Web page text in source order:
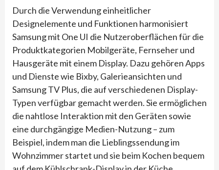
Durch die Verwendung einheitlicher
Designelemente und Funktionen harmonisiert
Samsung mit One UI die Nutzeroberflächen für die
Produktkategorien Mobilgeräte, Fernseher und
Hausgeräte mit einem Display. Dazu gehören Apps
und Dienste wie Bixby, Galerieansichten und
Samsung TV Plus, die auf verschiedenen Display-
Typen verfügbar gemacht werden. Sie ermöglichen
die nahtlose Interaktion mit den Geräten sowie
eine durchgängige Medien-Nutzung – zum
Beispiel, indem man die Lieblingssendung im
Wohnzimmer startet und sie beim Kochen bequem